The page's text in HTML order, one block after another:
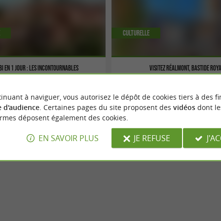
en 1 jour : les incontournables
du Tarn. De la cathédrale Sainte-
la Berbie, plongez dans l'histoire
pour ...
Visitez Réalmont, bastide
Culturelle
qui s’anime le mercredi avec son marché
Venez vous y promener, dans ses ruelles
et perpendiculaires, ...
à naviguer, vous autorisez le dépôt de cookies tiers à des
d'audience. Certaines pages du site proposent des vidéosdont
déposent également des cookies.
EN SAVOIR PLUS JE REFUSE